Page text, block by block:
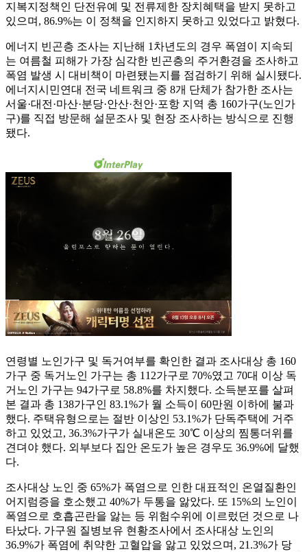
지복지정책인 단전유예 및 전류제한 장치혜택을 받지 못하고
있으며, 86.9%는 이 정책을 인지하지 못하고 있었다고 밝혔다.
에너지 빈곤층 조사는 지난해 1차년도의 경우 폭염이 지속되
는 여름철 피해가 가장 심각한 빈곤층의 주거환경을 조사하고
폭염 발생 시 대비책이 마련됐는지를 점검하기 위해 실시됐다.
에너지시민연대 전국 네트워크 중 8개 단체가 참가한 조사는
서울·대전·마산·분당·안산·천안·포항 지역 총 160가구(노인가
구)를 직접 방문해 설문조사 및 현장 조사하는 방식으로 진행
됐다.
연령별 노인가구 및 독거여부를 확인한 결과 조사대상 총 160
가구 중 독거노인 가구는 총 112가구로 70%였고 70대 이상 독
거노인 가구는 94가구로 58.8%를 차지했다. 소득분포를 살펴
본 결과 총 138가구인 83.1%가 월 소득이 60만원 이하에 불과
했다. 주택유형으로는 절반 이상인 53.1%가 단독주택에 거주
하고 있었고, 36.3%가구가 실내온도 30℃ 이상의 찜통더위를
견뎌야 했다. 외부보다 집안 온도가 높은 경우도 36.9%에 달했
다.
조사대상 노인 중 65%가 폭염으로 인한 대표적인 온열질환인
어지럼증을 호소했고 40%가 두통을 앓았다. 또 15%의 노인이
폭염으로 호흡곤란을 앓는 등 위험수위에 이르렀던 것으로 나
타났다. 가구원 질병보유 현황조사에서 조사대상 노인의
36.9%가 폭염에 취약한 고혈압을 앓고 있었으며, 21.3%가 당